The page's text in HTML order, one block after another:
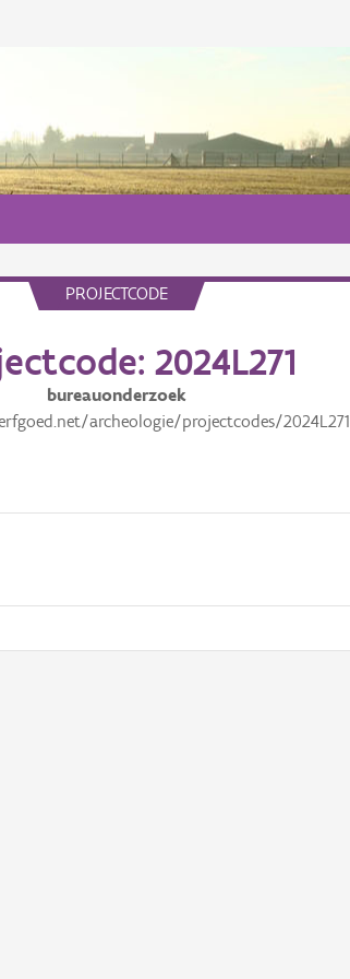
PROJECTCODE
2024L271
bureauonderzoek
archeologie/projectcodes/2024L271